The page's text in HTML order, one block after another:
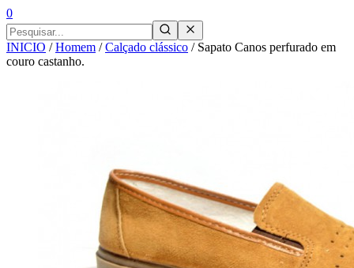
0
INICIO /Homem /Calçado clássico / Sapato Canos perfurado em
couro castanho.